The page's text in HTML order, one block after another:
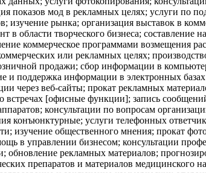
показов мод в рекламных целях; услуги по
изучение рынка; организация выставок в
в области творческого бизнеса;
коммерческое программами возмещения
или рекламных целях;
продажи; сбор информации в
и поддержка информации в электронных
через веб-сайты; прокат рекламных
[офисные функции]; запись
консультации по вопросам
конъюнктурные; услуги телефонных
изучение общественного мнения; прокат
в управлении бизнесом; консультации
обновление рекламных материалов;
препаратов и материалов медицинского